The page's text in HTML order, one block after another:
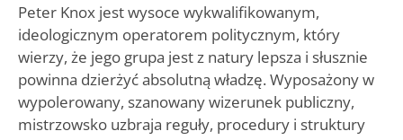
Peter Knox jest wysoce wykwalifikowanym,
ideologicznym operatorem politycznym, który
wierzy, że jego grupa jest z natury lepsza i słusznie
powinna dzierżyć absolutną władzę. Wyposażony w
wypolerowany, szanowany wizerunek publiczny,
mistrzowsko uzbraja reguły, procedury i struktury